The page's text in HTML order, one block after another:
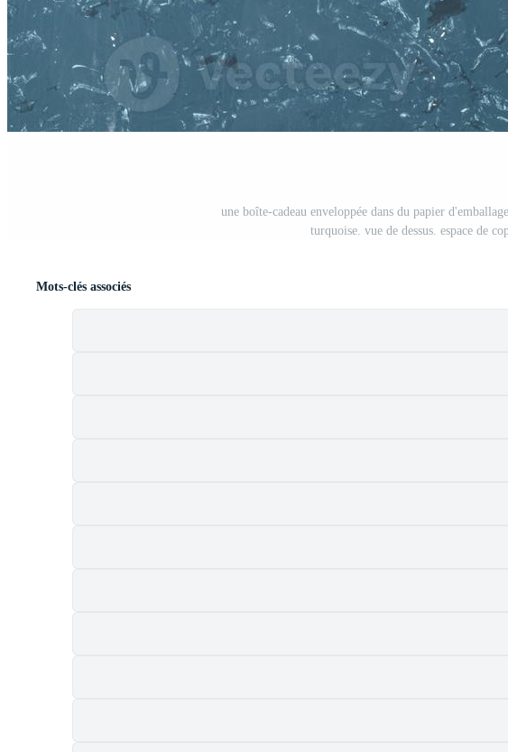
une boîte-cadeau enveloppée dans du papier
turquoise. vue de dessus. espace de
Mots-clés associés